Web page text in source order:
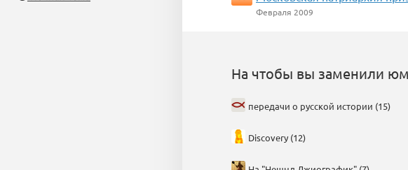
Февраля 2009
На чтобы вы заменили
передачи о русской истории (15)
Discovery (12)